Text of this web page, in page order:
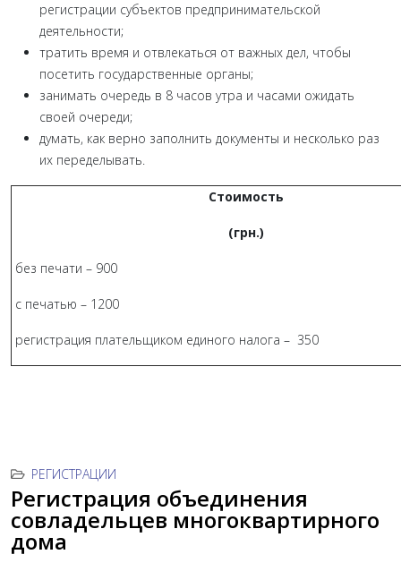
регистрации субъектов предпринимательской
деятельности;
тратить время и отвлекаться от важных дел, чтобы
посетить государственные органы;
занимать очередь в 8 часов утра и часами ожидать
своей очереди;
думать, как верно заполнить документы и несколько раз
их переделывать.
Стоимость
(грн.)
без печати – 900
с печатью – 1200
регистрация плательщиком единого налога – 350
РЕГИСТРАЦИИ
Регистрация объединения
совладельцев многоквартирного
дома